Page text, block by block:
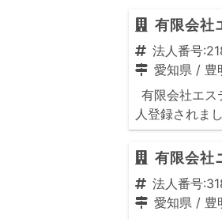
有限会社
法人番号
愛知県 / 豊
有限会社エ
人登録されま
有限会社
法人番号
愛知県 / 豊